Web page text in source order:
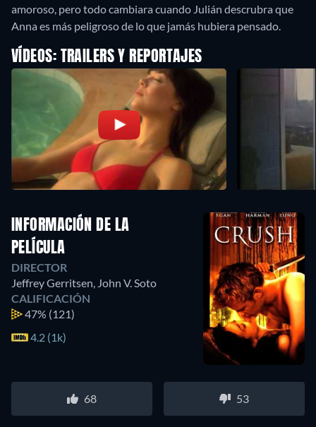
amoroso, pero todo cambiara cuando Julián descrubra que
Anna es más peligroso de lo que jamás hubiera pensado.
VÍDEOS: TRAILERS Y REPORTAJES
INFORMACIÓN DE LA
PELÍCULA
DIRECTOR
Jeffrey Gerritsen, John V. Soto
CALIFICACIÓN
47% (121)
4.2 (1k)
68 53